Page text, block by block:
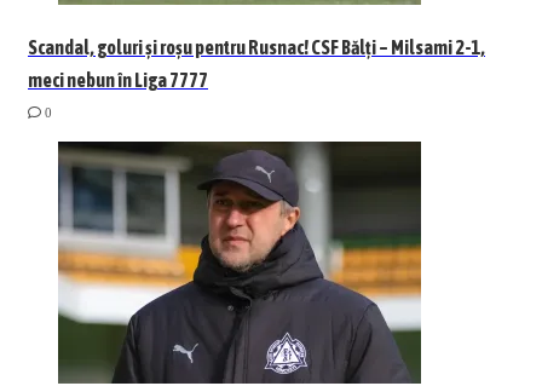
Scandal, goluri și roșu pentru Rusnac! CSF Bălți – Milsami 2-1,
meci nebun în Liga 7777
0